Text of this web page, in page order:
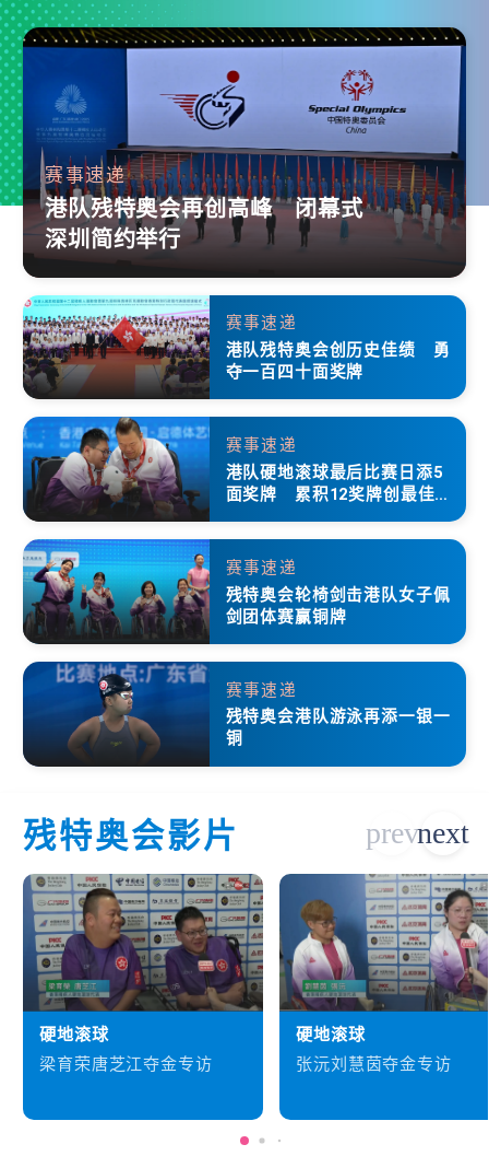
赛事速递
港队残特奥会再创高峰 闭幕式
深圳简约举行
赛事速递
港队残特奥会创历史佳绩 勇
夺一百四十面奖牌
赛事速递
港队硬地滚球最后比赛日添5
面奖牌 累积12奖牌创最佳成
赛事速递
残特奥会轮椅剑击港队女子佩
剑团体赛赢铜牌
赛事速递
残特奥会港队游泳再添一银一
铜
残特奥会影片
硬地滚球
梁育荣唐芝江夺金专访
硬地滚球
张沅刘慧茵夺金专访